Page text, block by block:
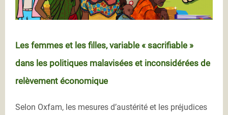
Les femmes et les filles, variable « sacrifiable »
dans les politiques malavisées et inconsidérées de
relèvement économique
Selon Oxfam, les mesures d’austérité et les préjudices